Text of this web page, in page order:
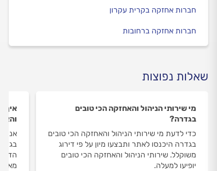
חברות אחזקה בקרית עקרון
חברות אחזקה ברחובות
שאלות נפוצות
מי שירותי הניהול והאחזקה הכי טובים
בגדרה?
כדי לדעת מי שירותי הניהול והאחזקה הכי טובים
בגדרה היכנסו לאתר ותבצעו מיון על פי דירוג
משוקלל. שירותי הניהול והאחזקה הכי טובים
יופיעו למעלה.
איך